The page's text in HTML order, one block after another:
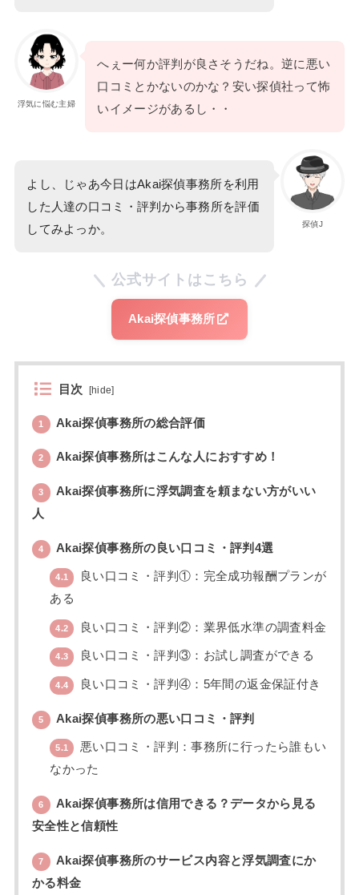
浮気に悩む主婦
へぇー何か評判が良さそうだね。逆に悪い
口コミとかないのかな？安い探偵社って怖
いイメージがあるし・・
探偵J
よし、じゃあ今日はAkai探偵事務所を利用
した人達の口コミ・評判から事務所を評価
してみよっか。
公式サイトはこちら
Akai探偵事務所
目次 [hide]
1 Akai探偵事務所の総合評価
2 Akai探偵事務所はこんな人におすすめ！
3
Akai探偵事務所に浮気調査を頼まない方がいい
人
4 Akai探偵事務所の良い口コミ・評判4選
4.1
良い口コミ・評判①：完全成功報酬プランが
ある
4.2 良い口コミ・評判②：業界低水準の調査料金
4.3 良い口コミ・評判③：お試し調査ができる
4.4 良い口コミ・評判④：5年間の返金保証付き
5 Akai探偵事務所の悪い口コミ・評判
5.1
悪い口コミ・評判：事務所に行ったら誰もい
なかった
6
Akai探偵事務所は信用できる？データから見る
安全性と信頼性
7
Akai探偵事務所のサービス内容と浮気調査にか
かる料金